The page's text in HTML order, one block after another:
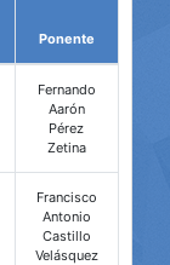
Ponente
Fernando
Aarón
Pérez
Zetina
Francisco
Antonio
Castillo
Velásquez